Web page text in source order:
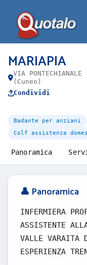
MARIAPIA
VIA
(Cuneo)
Condividi
Badante per anziani
Colf assistenza
Panoramica
👤 Panoramica
INFERMIERA
ASSISTENTE
VALLE VARAITA
ESPERIENZA